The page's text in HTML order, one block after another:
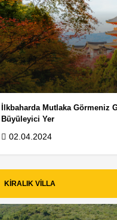
İlkbaharda Mutlaka Görmeniz
Büyüleyici Yer
02.04.2024
KIRALIK VILLA